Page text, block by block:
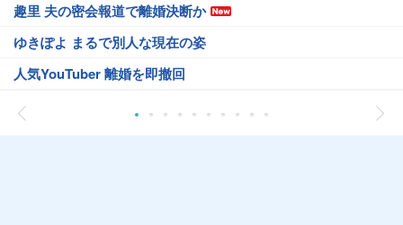
趣里 夫の密会報道で離婚決断か
ゆきぽよ まるで別人な現在の姿
人気YouTuber 離婚を即撤回